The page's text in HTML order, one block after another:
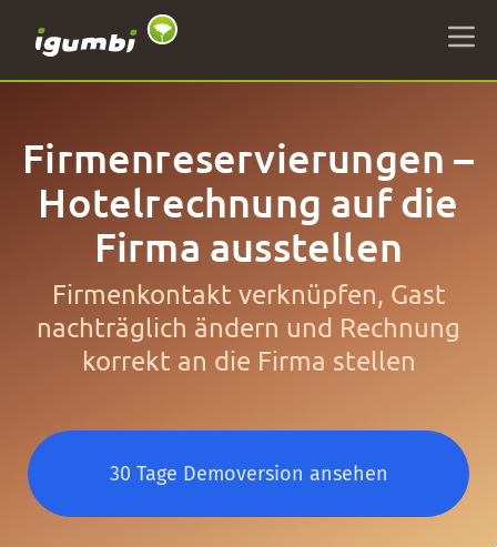
Firmenreservierungen –
Hotelrechnung auf die
Firma ausstellen
Firmenkontakt verknüpfen, Gast
nachträglich ändern und Rechnung
korrekt an die Firma stellen
30 Tage Demoversion ansehen